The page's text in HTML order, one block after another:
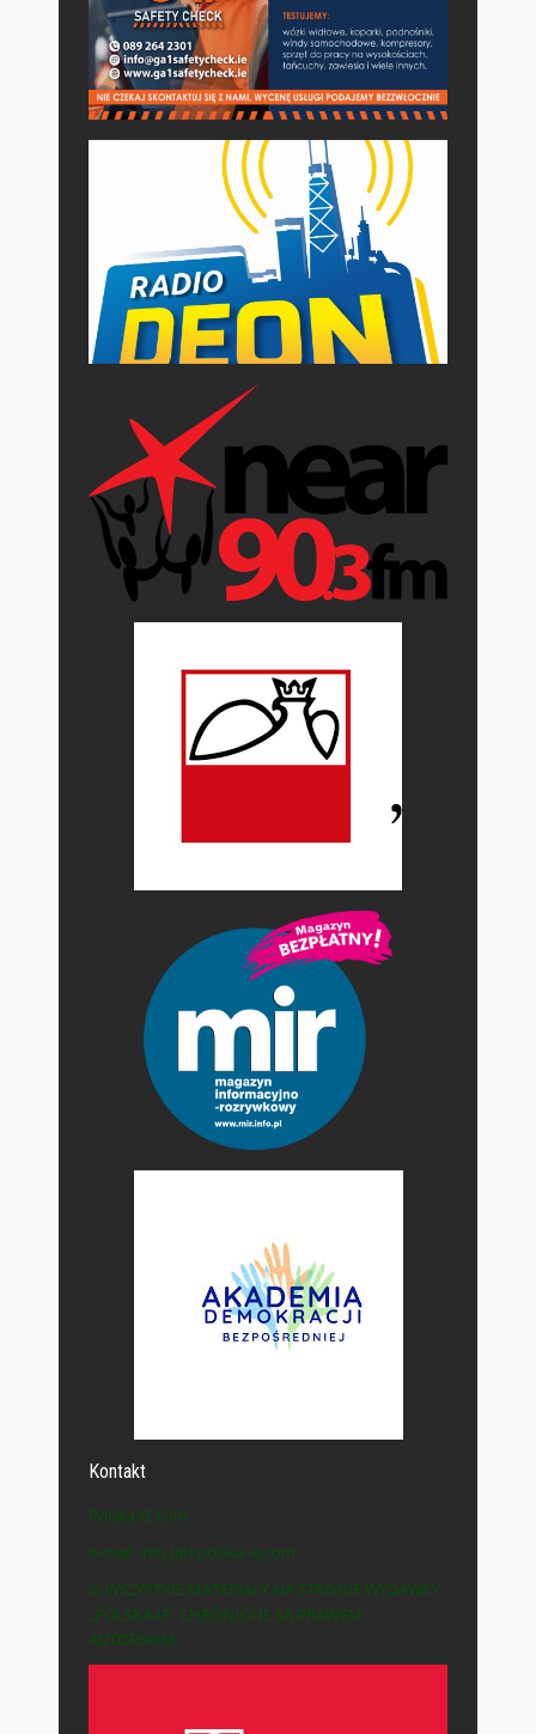
Kontakt
Polska-IE.com
e-mail: info (at) polska-ie.com
© WSZYSTKIE MATERIAŁY NA STRONIE WYDAWCY
„POLSKA-IE” CHRONIONE SĄ PRAWEM
AUTORSKIM.